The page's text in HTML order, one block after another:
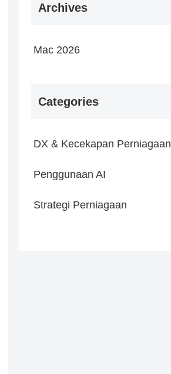
Archives
Mac 2026
Categories
DX & Kecekapan Perniagaan
Penggunaan AI
Strategi Perniagaan